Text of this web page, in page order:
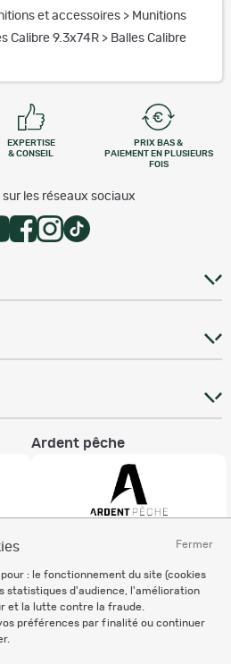
Fermer
: le fonctionnement du site (cookies
statistiques d'audience, l'amélioration
et la lutte contre la fraude.
préférences par finalité ou continuer
et accessoires > Munitions
Calibre 9.3x74R > Balles Calibre
EXPERTISE
& CONSEIL
PRIX BAS &
PAIEMENT EN PLUSIEURS
FOIS
les réseaux sociaux
Ardent pêche